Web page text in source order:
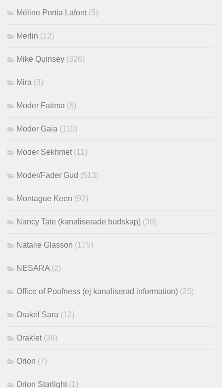
Méline Portia Lafont (5)
Merlin (12)
Mike Quinsey (326)
Mira (3)
Moder Fatima (6)
Moder Gaia (110)
Moder Sekhmet (11)
Moder/Fader Gud (513)
Montague Keen (92)
Nancy Tate (kanaliserade budskap) (30)
Natalie Glasson (175)
NESARA (2)
Office of Poofness (ej kanaliserad information) (23)
Orakel Sara (12)
Oraklet (36)
Orion (7)
Orion Starlight (1)